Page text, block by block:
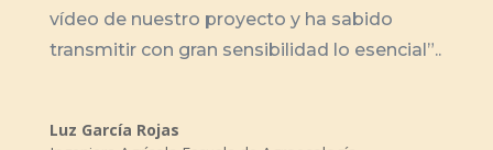
vídeo de nuestro proyecto y ha sabido
transmitir con gran sensibilidad lo esencial”..
Luz García Rojas